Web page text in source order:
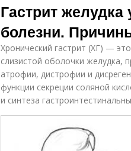
Гастрит
болезни.
Хронический гастрит (ХГ) —
слизистой оболочки желудка,
атрофии, дистрофии и
функции секреции соляной
и синтеза